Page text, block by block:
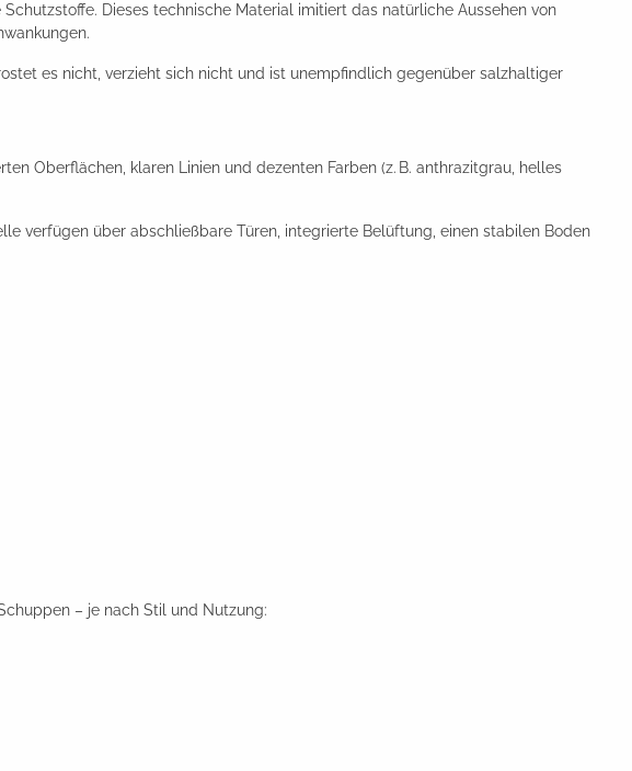
Dieses technische Material imitiert das natürliche Aussehen von
es nicht, verzieht sich nicht und ist unempfindlich gegenüber salzhaltiger
Oberflächen, klaren Linien und dezenten Farben (z. B. anthrazitgrau, helles
verfügen über abschließbare Türen, integrierte Belüftung, einen stabilen Boden
– je nach Stil und Nutzung: